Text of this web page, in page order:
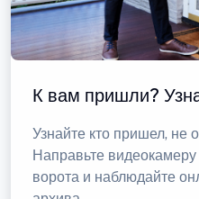
К вам пришли?
Узнайте кто пришел, не
Направьте видеокамеру
ворота и наблюдайте